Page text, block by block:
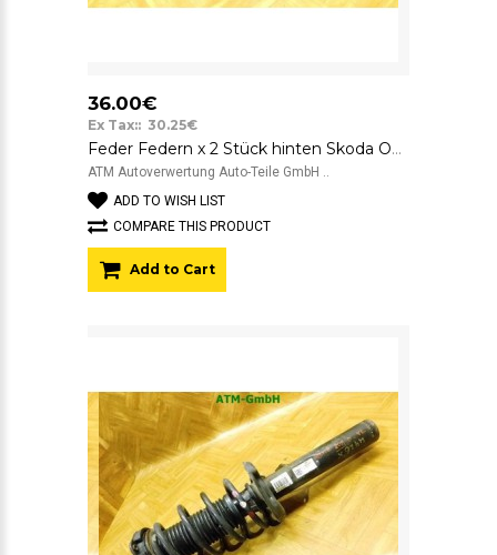
36.00€
Ex Tax:: 30.25€
Feder Federn x 2 Stück hinten Skoda Octavia 2 II Suplex
ATM Autoverwertung Auto-Teile GmbH ..
ADD TO WISH LIST
COMPARE THIS PRODUCT
Add to Cart